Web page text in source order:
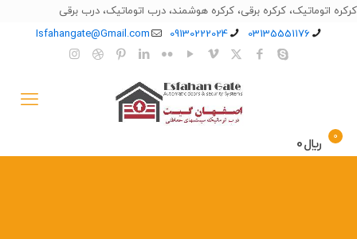
کرکره اتوماتیک، کرکره برقی، کرکره هوشمند، درب اتوماتیک، درب برقی
03135551176
09130222024
Isfahangate@Gmail.com
0 ﷼0